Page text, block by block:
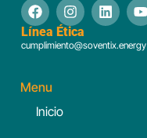
Línea Ética
cumplimiento@soventix.energy
Menu
Inicio